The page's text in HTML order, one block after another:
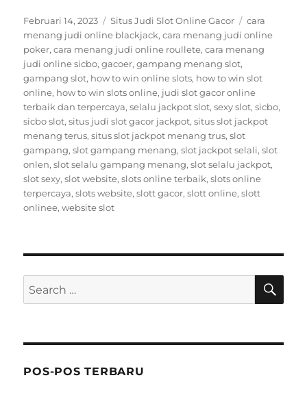
Posted
on
Februari 14, 2023 Categories
Situs Judi Slot Online Gacor Tags
cara
menang judi online blackjack,cara menang judi online
poker,cara menang judi online roullete,cara menang
judi online sicbo,gacoer,gampang menang slot,
gampang slot, how to win online slots, how to win slot
online, how to win slots online, judi slot gacor online
terbaik dan terpercaya,selalu jackpot slot,sexy slot,sicbo,
sicbo slot,situs judi slot gacor jackpot,situs slot jackpot
menang terus,situs slot jackpot menang trus,slot
gampang,slot gampang menang,slot jackpot selali,slot
onlen,slot selalu gampang menang,slot selalu jackpot,
slot sexy,slot website,slots online terbaik,slots online
terpercaya,slots website,slott gacor,slott online,slott
onlinee,website slot
Search
for:
POS-POS TERBARU